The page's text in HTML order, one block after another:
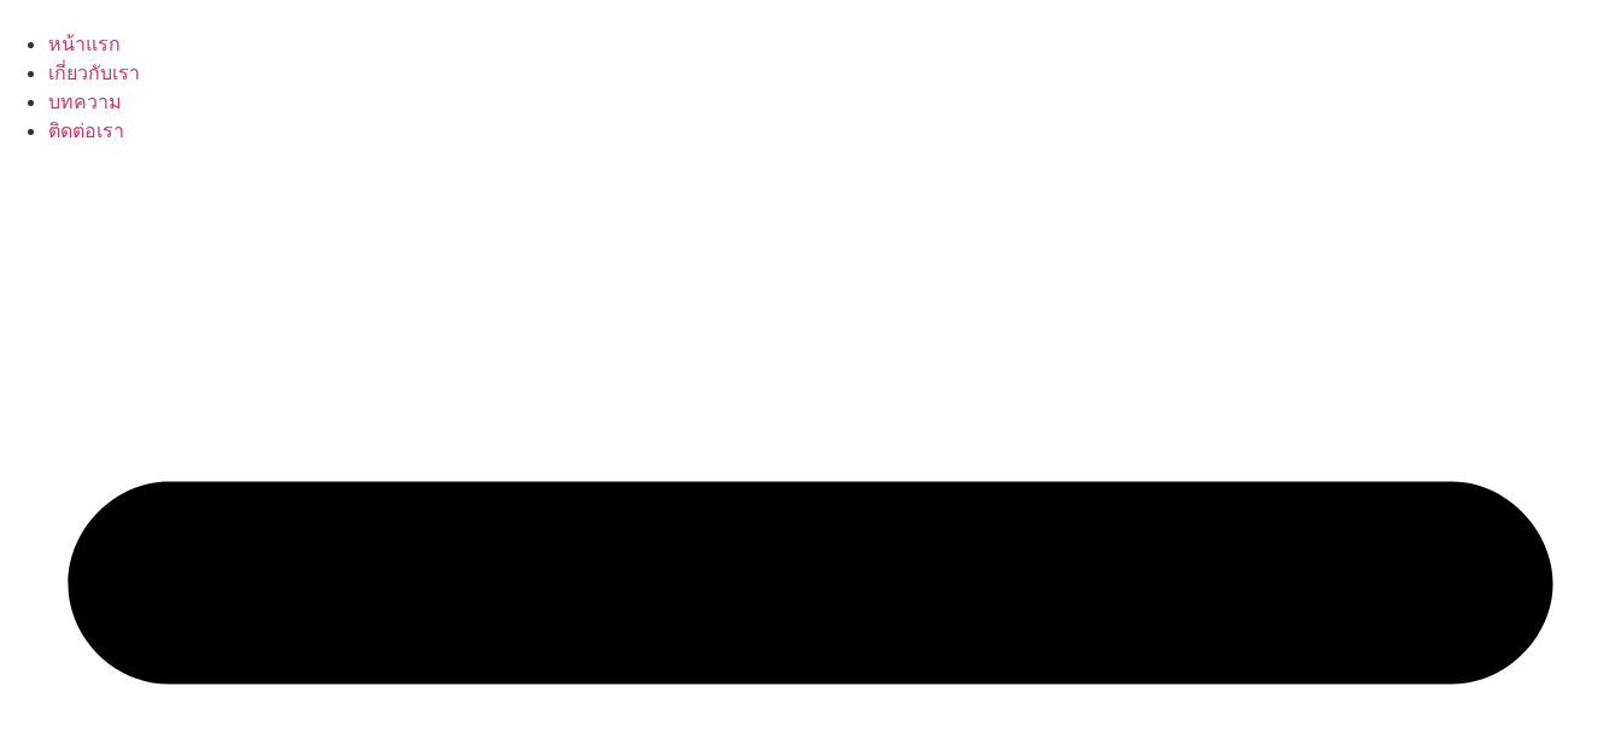
content
หน้าแรก
เกี่ยวกับเรา
บทความ
ติดต่อเรา